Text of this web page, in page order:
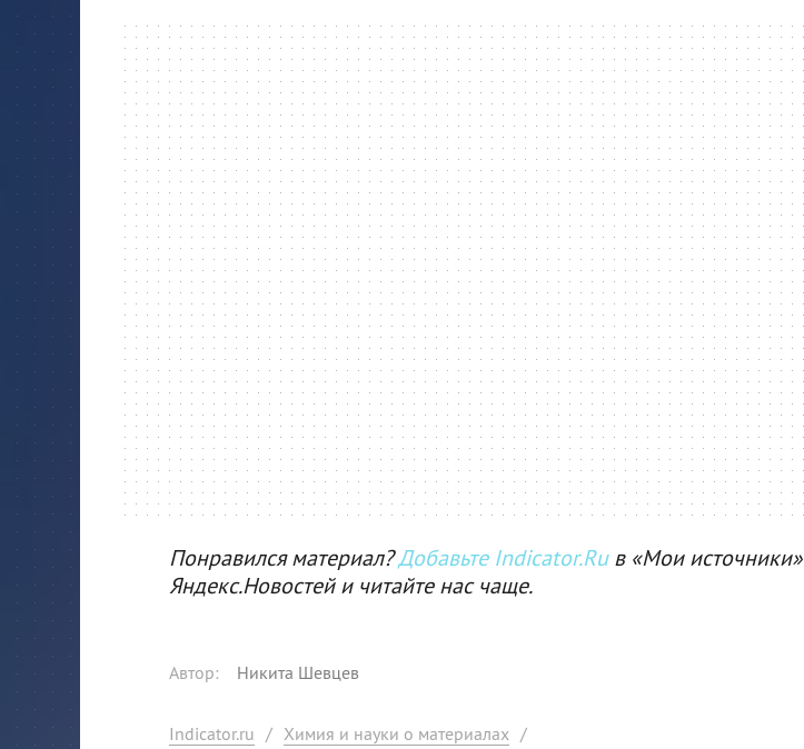
Понравился материал?Добавьте Indicator.Ruв «Мои источники»
Яндекс.Новостей и читайте нас чаще.
Автор: Никита Шевцев
Indicator.ru / Химия и науки о материалах /